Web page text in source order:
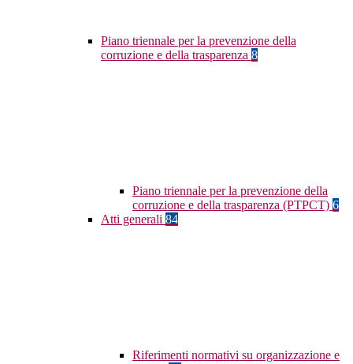
Piano triennale per la prevenzione della
corruzione e della trasparenza 8
Piano triennale per la prevenzione della
corruzione e della trasparenza (PTPCT) 6
Atti generali 84
Riferimenti normativi su organizzazione e